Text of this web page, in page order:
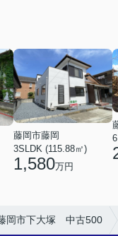
藤岡市藤岡
3SLDK (115.88㎡)
1,580万円
岡市下大塚 中古500